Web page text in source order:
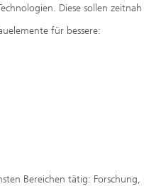
Diese sollen
für bessere:
Bereichen tätig: